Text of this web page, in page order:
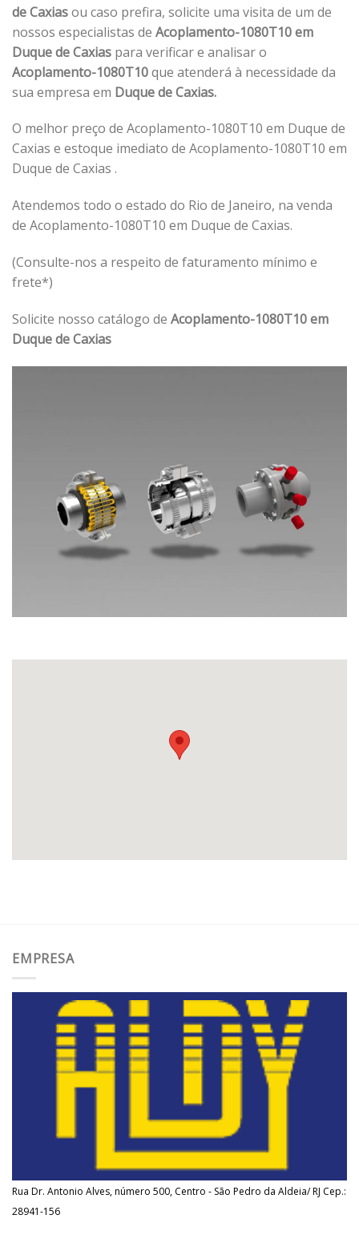
de Caxiasou caso prefira, solicite uma visita de um de
nossos especialistas de Acoplamento-1080T10 em
Duque de Caxias para verificar e analisar o
Acoplamento-1080T10que atenderá à necessidade da
sua empresa em Duque de Caxias.
O melhor preço de Acoplamento-1080T10 em Duque de
Caxias e estoque imediato de Acoplamento-1080T10 em
Duque de Caxias .
Atendemos todo o estado do Rio de Janeiro, na venda
de Acoplamento-1080T10 em Duque de Caxias.
(Consulte-nos a respeito de faturamento mínimo e
frete*)
Solicite nosso catálogo de Acoplamento-1080T10 em
Duque de Caxias
EMPRESA
Rua Dr. Antonio Alves, número 500, Centro - São Pedro da Aldeia/ RJ Cep.:
28941-156